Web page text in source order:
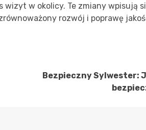
w okolicy. Te zmiany wpisują
rozwój i poprawę
Bezpieczny Sylwester: